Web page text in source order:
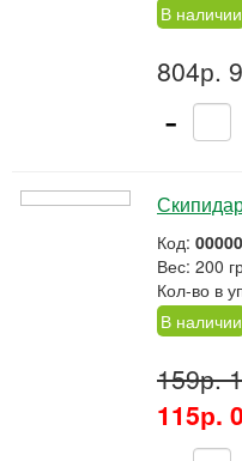
В наличии
804р.
-
Код:
Вес: 200
Кол-во в
В наличии
159р.
115р.